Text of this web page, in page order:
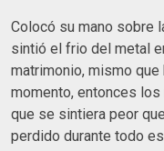
Colocó su mano sobre
sintió el frio del metal
matrimonio, mismo
momento, entonces
que se sintiera peor
perdido durante todo